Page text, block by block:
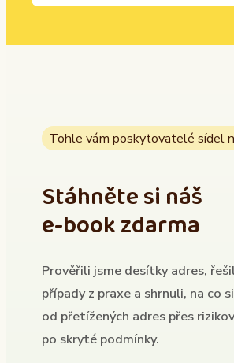
Tohle vám poskytovatelé sídel
Stáhněte si náš
e-book zdarma
Prověřili jsme desítky adres,
případy z praxe a shrnuli, na co
od přetížených adres přes
po skryté podmínky.